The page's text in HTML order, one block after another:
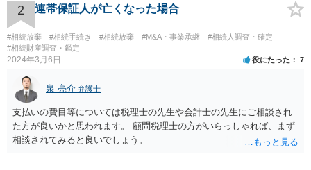
資料を持っているようであれば、主張書面とは別で提出できます。も
し、お姉さんに見られたくないような資料がある場合、「非開示の希
望に関する申出書」と共に提出することも考えられます。 ご質問：書
いた方が良い事と書かない方が良い事 回答： お姉さんが申立書の「申
立ての趣旨」のところに書いている遺産の分け方に対して意見があれ
ば、まずそれを書くとよいです。 次に「申立ての理由」のところに、
なぜ調停を申し立てたのか(例えば、あかささんと話合いが出来ない／
決裂した、など)や亡くなった方・あかささん・お姉さん間の事情やい
きさつなどが書かれていると思うので、あかささんから見てそれは違
うと感じるところは、どのように違うのか、など書くとよいです。 そ
の他、お姉さんの申立書には書かれていないけど、どのように遺産を
2 連帯保証人が亡くなった場合
#相続放棄 #相続手続き #相続放棄 #M&A・事業承継
#相続人調査・確定
#相続財産調査・鑑定
2024年3月6日 役にたった 7
泉 亮介 弁護士
支払いの費目等については税理士の先生や会計士の先生にご相談され
た方が良いかと思われます。 顧問税理士の方がいらっしゃれば、まず
相談されてみると良いでしょう。